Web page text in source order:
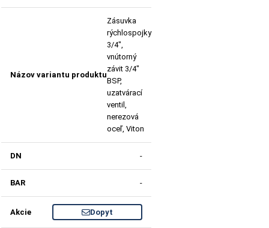
Zásuvka
rýchlospojky
3/4",
vnútorný
závit 3/4"
BSP,
uzatvárací
ventil,
nerezová
oceľ, Viton
-
-
Dopyt